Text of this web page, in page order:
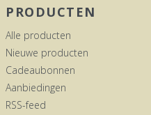
PRODUCTEN
Alle producten
Nieuwe producten
Cadeaubonnen
Aanbiedingen
RSS-feed